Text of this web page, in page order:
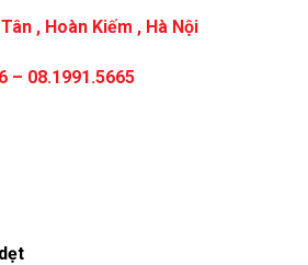
, Hoàn Kiếm , Hà Nội
– 08.1991.5665